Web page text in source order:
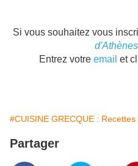
Si vous souhaitez vous
d'Athènes
Entrez votre email et
#CUISINE GRECQUE :
Partager